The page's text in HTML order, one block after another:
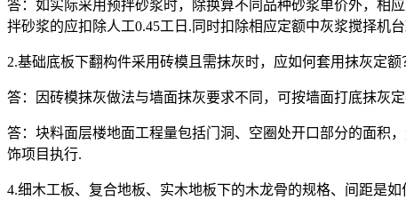
答：如实际采用预拌砂浆时，除换算不同品种砂浆单价外，相
拌砂浆的应扣除人工0.45工日.同时扣除相应定额中灰浆搅择机
2.基础底板下翻构件采用砖模且需抹灰时，应如何套用抹灰定额
答：因砖模抹灰做法与墙面抹灰要求不同，可按墙面打底抹灰
答：块料面层楼地面工程量包括门洞、空圈处开口部分的面积
饰项目执行.
4.细木工板、复合地板、实木地板下的木龙骨的规格、间距是